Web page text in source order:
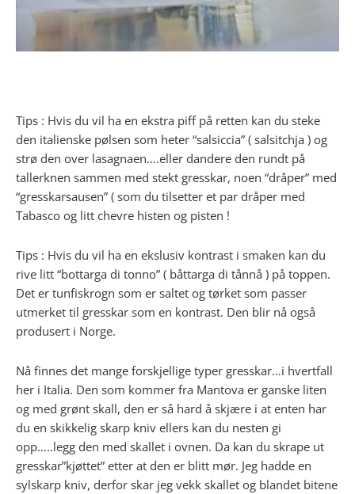
Tips : Hvis du vil ha en ekstra piff på retten kan du steke
den italienske pølsen som heter “salsiccia” ( salsitchja ) og
strø den over lasagnaen….eller dandere den rundt på
tallerknen sammen med stekt gresskar, noen “dråper” med
“gresskarsausen” ( som du tilsetter et par dråper med
Tabasco og litt chevre histen og pisten !
Tips : Hvis du vil ha en ekslusiv kontrast i smaken kan du
rive litt “bottarga di tonno” ( båttarga di tånnå ) på toppen.
Det er tunfiskrogn som er saltet og tørket som passer
utmerket til gresskar som en kontrast. Den blir nå også
produsert i Norge.
Nå finnes det mange forskjellige typer gresskar…i hvertfall
her i Italia. Den som kommer fra Mantova er ganske liten
og med grønt skall, den er så hard å skjære i at enten har
du en skikkelig skarp kniv ellers kan du nesten gi
opp…..legg den med skallet i ovnen. Da kan du skrape ut
gresskar”kjøttet” etter at den er blitt mør. Jeg hadde en
sylskarp kniv, derfor skar jeg vekk skallet og blandet bitene